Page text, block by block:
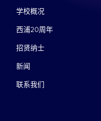
学校概况
西浦20周年
招贤纳士
新闻
联系我们